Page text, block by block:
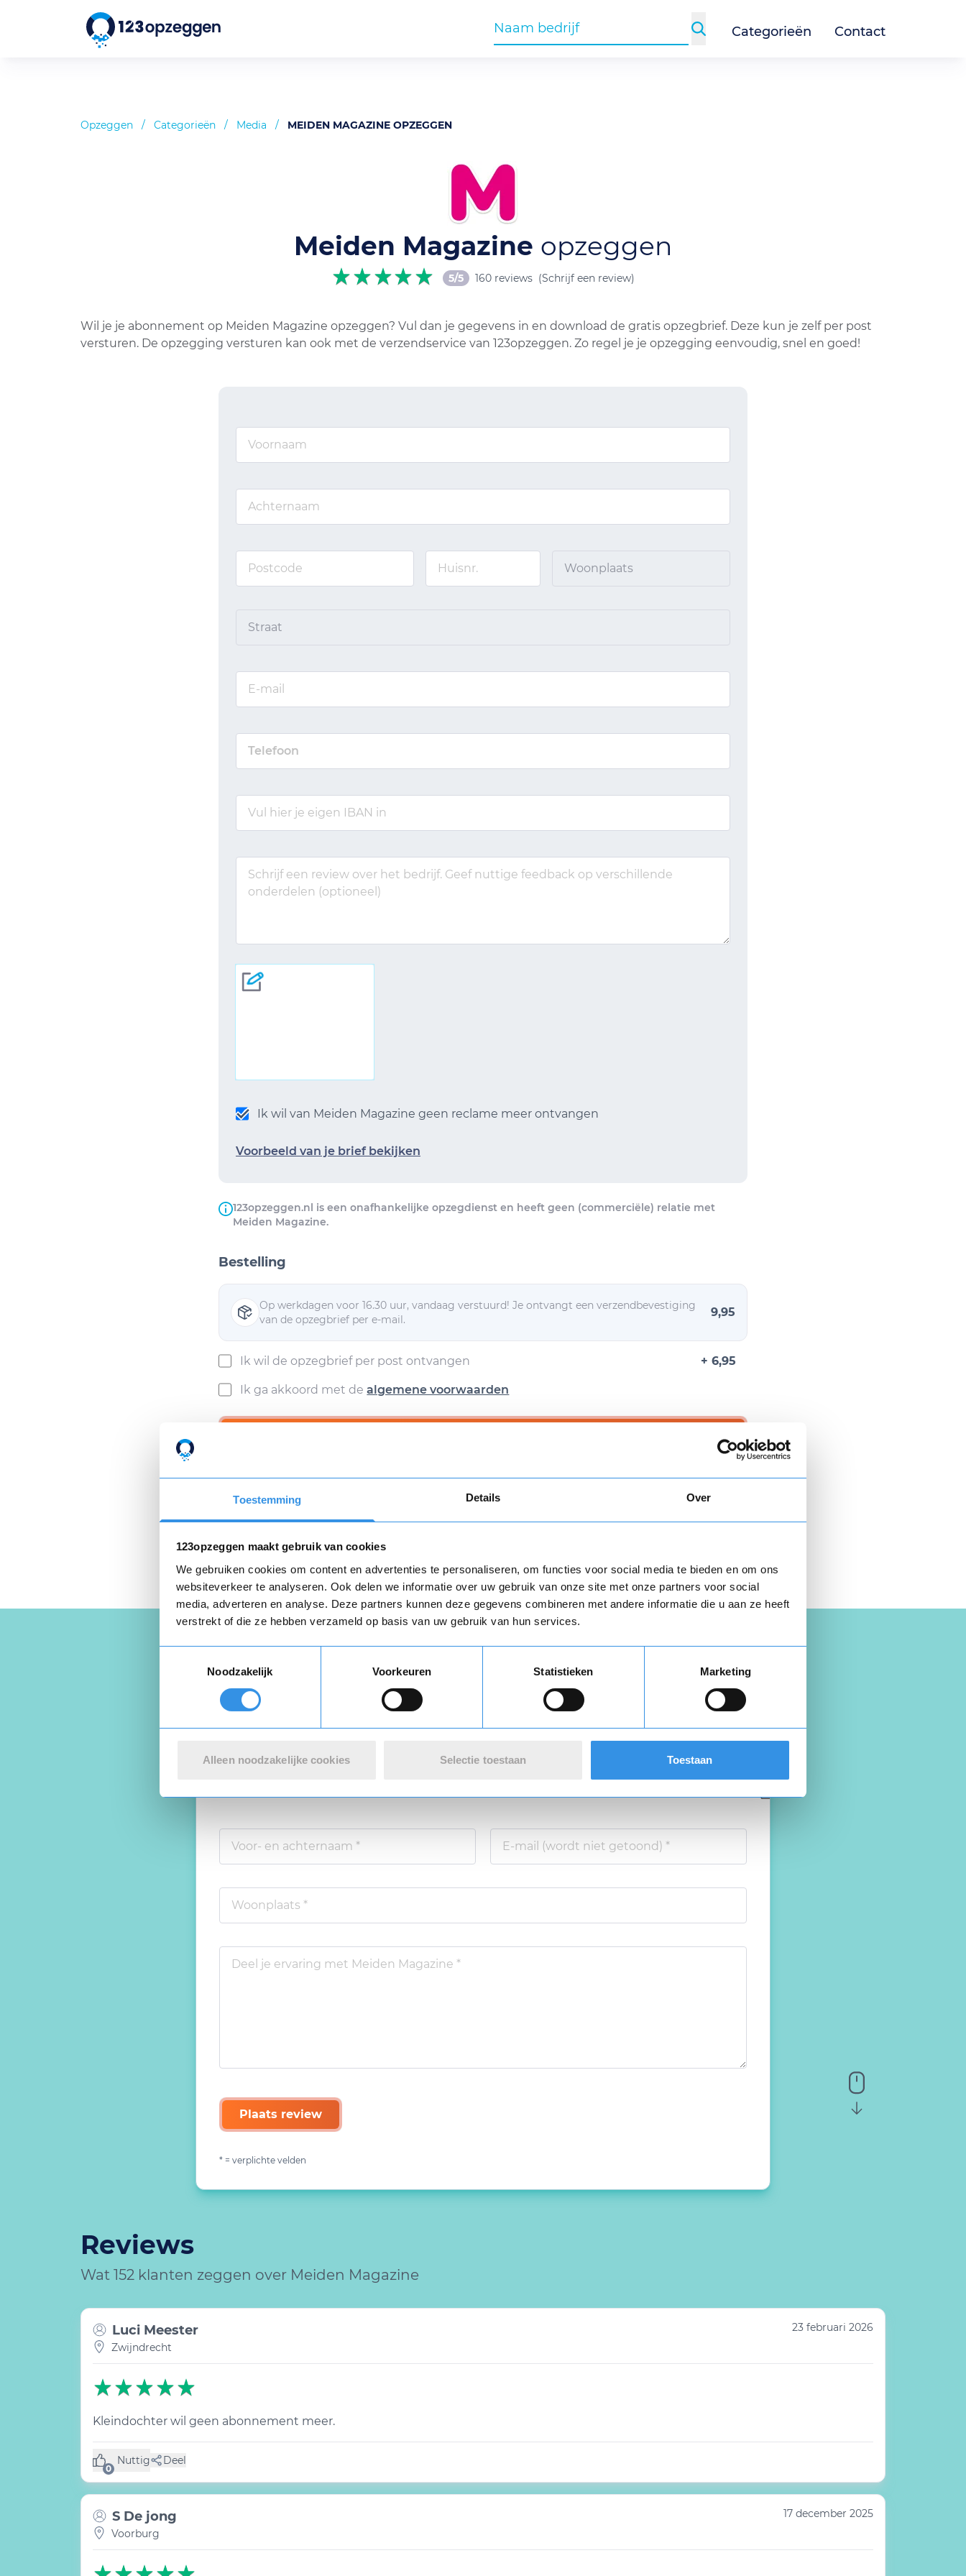
Toestemming Details Over
123opzeggen maakt gebruik van cookies
We gebruiken cookies om content en advertenties te personaliseren, om functies voor social media te bieden en om ons
websiteverkeer te analyseren. Ook delen we informatie over uw gebruik van onze site met onze partners voor social
media, adverteren en analyse. Deze partners kunnen deze gegevens combineren met andere informatie die u aan ze heeft
verstrekt of die ze hebben verzameld op basis van uw gebruik van hun services.
Noodzakelijk
Voorkeuren Statistieken Marketing
Alleen noodzakelijke cookies Selectie toestaan Toestaan
Categorieën Contact
Opzeggen / Categorieën / Media / MEIDEN MAGAZINE OPZEGGEN
Meiden Magazine opzeggen
5/5 160 reviews (Schrijf een review)
Wil je je abonnement op Meiden Magazine opzeggen? Vul dan je gegevens in en download de gratis opzegbrief. Deze kun je zelf per post
versturen. De opzegging versturen kan ook met de verzendservice van 123opzeggen. Zo regel je je opzegging eenvoudig, snel en goed!
Woonplaats
Straat
Ik wil van Meiden Magazine geen reclame meer ontvangen
Voorbeeld van je brief bekijken
123opzeggen.nl is een onafhankelijke opzegdienst en heeft geen (commerciële) relatie met
Meiden Magazine.
Bestelling
Op werkdagen voor 16.30 uur, vandaag verstuurd! Je ontvangt een verzendbevestiging
van de opzegbrief per e-mail.
9,95
Ik wil de opzegbrief per post ontvangen + 6,95
Ik ga akkoord met dealgemene voorwaarden
Als ik mijn opzegging verstuur dan ga ik akkoord met een eenmalige afschrijving van € 9,95.
zijn van toepassing.
Schrijf een review over Meiden Magazine
Beoordeel je ervaring *
Plaats review
* = verplichte velden
Reviews
Wat 152 klanten zeggen over Meiden Magazine
Luci Meester
Zwijndrecht
23 februari 2026
Kleindochter wil geen abonnement meer.
0
Nuttig
(0 like) Deel
S De jong
Voorburg
17 december 2025